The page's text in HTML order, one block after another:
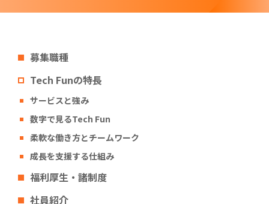
募集職種
Tech Funの特長
サービスと強み
数字で見るTech Fun
柔軟な働き方とチームワーク
成長を支援する仕組み
福利厚生・諸制度
社員紹介